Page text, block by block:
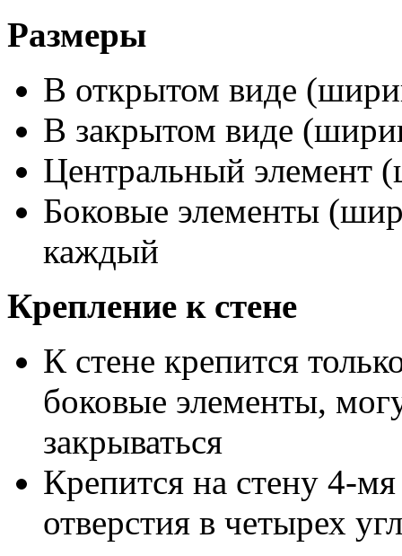
Размеры
В открытом виде
В закрытом виде
Центральный элемент
Боковые элементы
каждый
Крепление к стене
К стене крепится
боковые элементы,
закрываться
Крепится на стену 4-
отверстия в четырех